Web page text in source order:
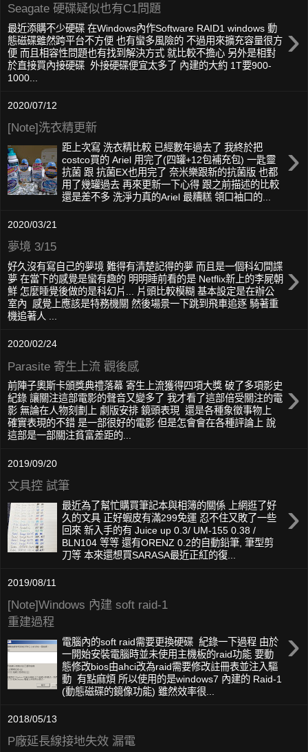
Seagate 硬碟疑似也有C1問題
›
最近添購不少硬碟 在Windows內作Software RAID1 windows 動
態磁碟雖然跨平台不方便 也有蠻多風險的 不過用來擴充容量很方
便 而且相容性問題也有找到解決方式 就比較不擔心 另外是相對
於直接買內接硬碟 外接硬碟便宜太多了 內建的大約 1T要900-
1000...
2020/07/12
[Note]洗衣精更新
›
距上次寫 洗衣精比較 已經數年過去了 我終於把
costco買的 Ariel 用完了(四罐+12包補充包) 一匙靈
抗菌 跟 抗菌EX也用完了 奈米樂跟新的抗菌版 也都
用了幾罐過去 再來更新一下心得 跟之前描述的比較
還是差不多 洗淨力真的Ariel 最糟糕 領口袖口的...
2020/03/21
夢境 3/15
›
好久沒有寫自己的夢境 難得有清楚記得的夢 而且是一個科幻間諜
夢 在當下的感覺是蠻有趣的 明明睡前看的是 Netflix新上的李屍朝
鮮 怎麼睡覺後做的是科幻片... 片頭比較模糊 基本設定是在辦公
室內 感覺上應該是特務機關 然後場景一下跳到飛車追逐 騎著重
機追著人 ...
2020/02/24
Parasite 寄生上流 觀後感
›
前陣子奧斯卡頒獎典禮落幕 寄生上流獲得四項大獎 破了多項影史
紀錄 讓關注這部電影的聲音又變多了 我才看了這部倍受關注的電
影 無論在人物刻劃上 劇版安排 鏡頭表現 還是各種象徵事物上
確實表現的不錯 是一部很好的電影 但是怎會會在各種評論上 說
這部是一部關注貧富差距的...
2019/09/20
文具控 試筆
›
最近為了幫忙購買筆記本與相簿的關係 上網逛了好
久的文具 正好蝦皮有滿299免運 忍不住又敗了一些
回來 新入手的有 Juice up 0.3/ UM-155 0.38 /
BLN104 等等 還有ORENZ 0.2的自動鉛筆, 筆型剪
刀等 本來還想買SARASA最近正紅的復...
2019/08/11
[Note]Windows 內建 soft raid-1
重建過程
›
電腦內的soft raid需要更換硬碟 紀錄一下過程 由於
一開始安裝電腦時並未使用主機板的raid功能 要動
態修改bios由ahci改為raid需要修改註冊表並注入驅
動 有點麻煩 所以使用的是windows7 內建的 Raid-1
(動態磁碟的鏡像功能) 雖然效率很...
2018/05/13
P廠延長線接地失效 漏電